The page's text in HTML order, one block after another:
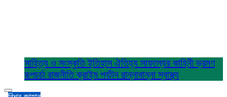
সাহিত্য ও সংস্কৃতিইতিহাস ঐতিহ্য সাফল্যের কাহিনীভ্রমণ
রূপচর্চা রাজনীতিক্রাইম পর্যটন রান্নাবান্নাস্বাস্থ্য